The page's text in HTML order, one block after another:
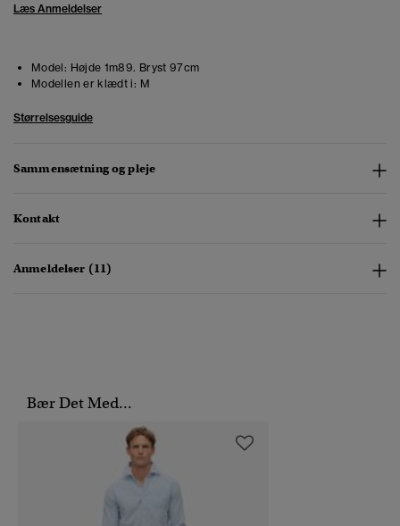
Læs Anmeldelser
Model: Højde 1m89. Bryst 97cm
Modellen er klædt i: M
Størrelsesguide
Sammensætning og pleje
Kontakt
Anmeldelser (11)
Bær Det Med...